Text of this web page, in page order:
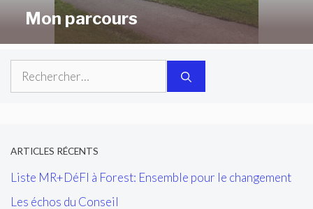
Mon parcours
Rechercher :
ARTICLES RÉCENTS
Liste MR+DéFI à Forest: Ensemble pour le changement
Les échos du Conseil